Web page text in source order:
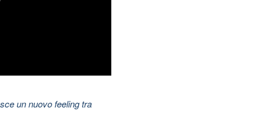
un nuovo feeling tra